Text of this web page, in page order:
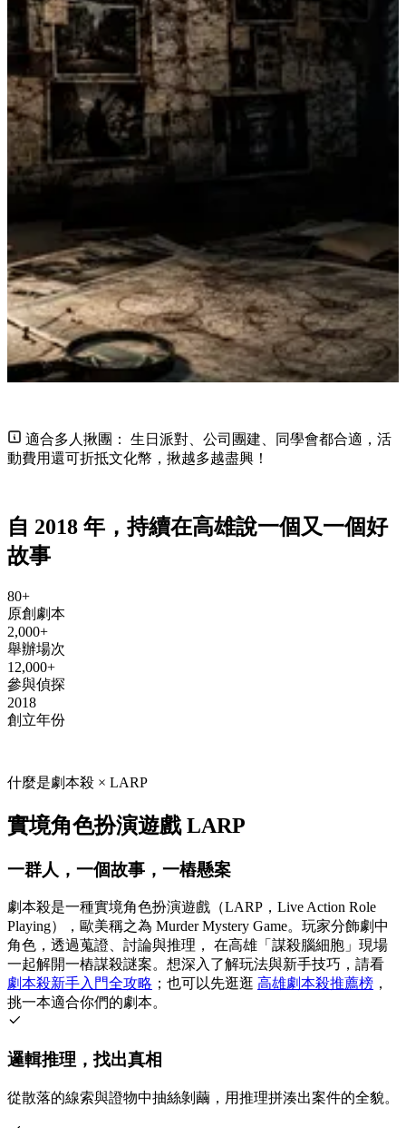
適合多人揪團：
生日派對、公司團建、同學會都合適，活
動費用還可折抵文化幣，揪越多越盡興！
自 2018 年，持續在高雄說一個又一個好
故事
80+
原創劇本
2,000+
舉辦場次
12,000+
參與偵探
2018
創立年份
什麼是劇本殺 × LARP
實境角色扮演遊戲 LARP
一群人，一個故事，一樁懸案
劇本殺是一種實境角色扮演遊戲（LARP，Live Action Role
Playing），歐美稱之為 Murder Mystery Game。玩家分飾劇中
角色，透過蒐證、討論與推理， 在高雄「謀殺腦細胞」現場
一起解開一樁謀殺謎案。想深入了解玩法與新手技巧，請看
劇本殺新手入門全攻略 ；也可以先逛逛 高雄劇本殺推薦榜 ，
挑一本適合你們的劇本。
邏輯推理，找出真相
從散落的線索與證物中抽絲剝繭，用推理拼湊出案件的全貌。